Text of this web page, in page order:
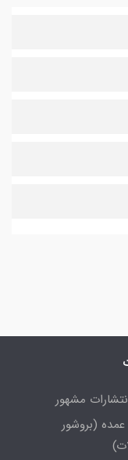
مشهور
(بروشور